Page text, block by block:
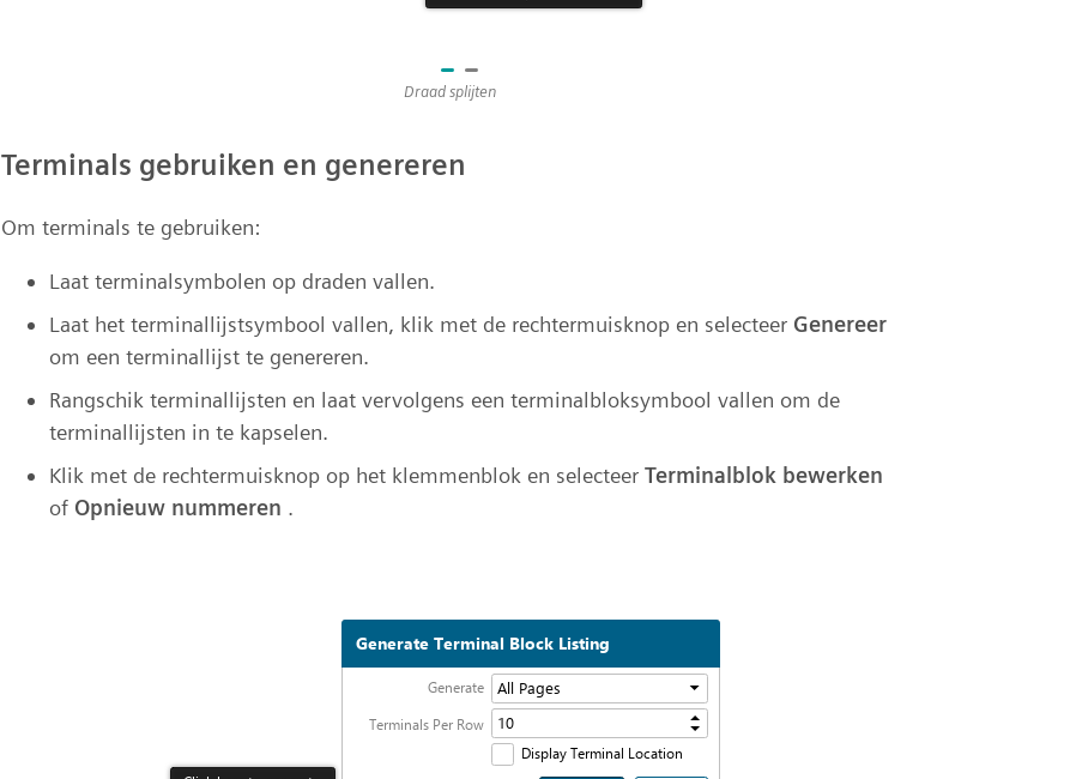
Draad splijten
Terminals gebruiken en genereren
Om terminals te gebruiken:
Laat terminalsymbolen op draden vallen.
Laat het terminallijstsymbool vallen, klik met de rechtermuisknop en selecteer Genereer
om een terminallijst te genereren.
Rangschik terminallijsten en laat vervolgens een terminalbloksymbool vallen om de
terminallijsten in te kapselen.
Klik met de rechtermuisknop op het klemmenblok en selecteer Terminalblok bewerken
of Opnieuw nummeren .